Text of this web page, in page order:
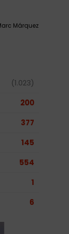
Márquez
(1.023)
200
377
145
554
1
6